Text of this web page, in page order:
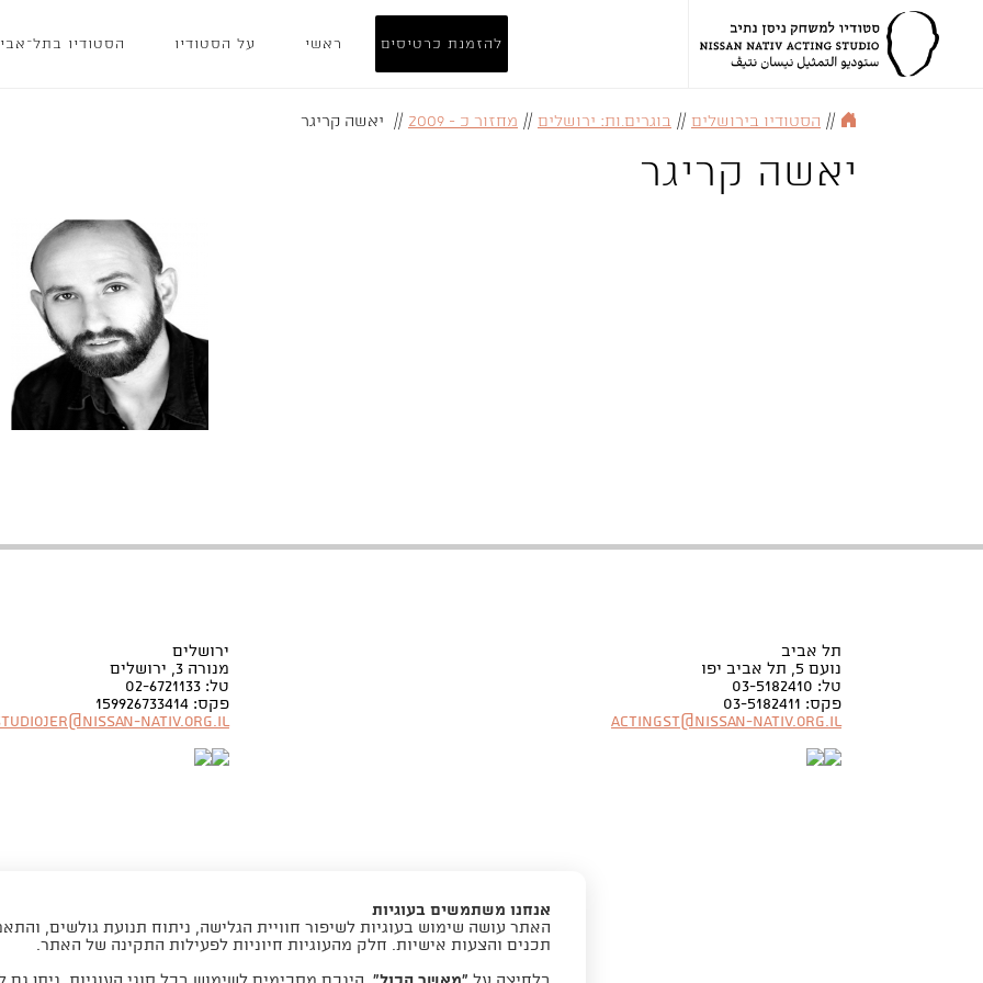
להזמנת כרטיסים ראשי על הסטודיו הסטודיו
// הסטודיו בירושלים // בוגרים.ות: ירושלים // מחזור כ - 2009 // יאשה קריגר
יאשה קריגר
תל אביב
נועם 5, תל אביב יפו
טל: 03-5182410
פקס: 03-5182411
Actingst@nissan-nativ.org.il
ירושלים
מנורה 3, ירושלים
טל: 02-6721133
פקס: 159926733414
nativ.org.il
אנחנו משתמשים בעוגיות
האתר עושה שימוש בעוגיות לשיפור חוויית הגלישה, ניתוח תנועת גולשים,
תכנים והצעות אישיות. חלק מהעוגיות חיוניות לפעילות התקינה של האתר.